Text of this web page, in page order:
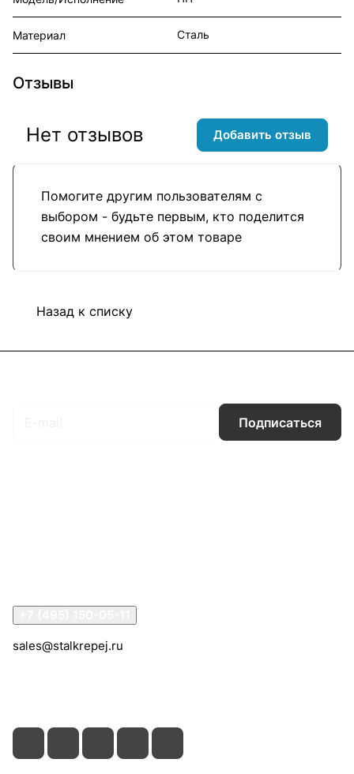
Материал Сталь
Отзывы
Помогите другим пользователям с
выбором - будьте первым, кто поделится
своим мнением об этом товаре
Нет отзывов Добавить отзыв
Назад к списку
Подписаться
sales@stalkrepej.ru